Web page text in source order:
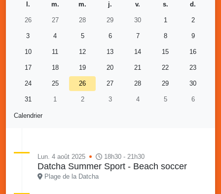
Calendrier
l.
m. m. j. v. s. d.
26 27 28 29 30 1 2
3 4 5 6 7 8 9
10 11 12 13 14 15 16
17 18 19 20 21 22 23
24 25 26 27 28 29 30
31 1 2 3 4 5 6
Lun. 4 août 2025 18h30 - 21h30
Datcha Summer Sport - Beach soccer
Plage de la Datcha